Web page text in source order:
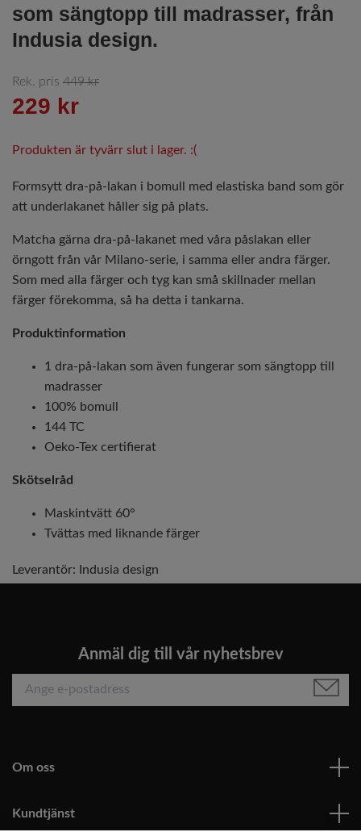
som sängtopp till madrasser, från
Indusia design.
Rek. pris 449 kr
229 kr
Produkten är tyvärr slut i lager. :(
Formsytt dra-på-lakan i bomull med elastiska band som gör
att underlakanet håller sig på plats.
Matcha gärna dra-på-lakanet med våra påslakan eller
örngott från vår Milano-serie, i samma eller andra färger.
Som med alla färger och tyg kan små skillnader mellan
färger förekomma, så ha detta i tankarna.
Produktinformation
1 dra-på-lakan som även fungerar som sängtopp till
madrasser
100% bomull
144 TC
Oeko-Tex certifierat
Skötselråd
Maskintvätt 60°
Tvättas med liknande färger
Leverantör: Indusia design
Anmäl dig till vår nyhetsbrev
Om oss
Kundtjänst